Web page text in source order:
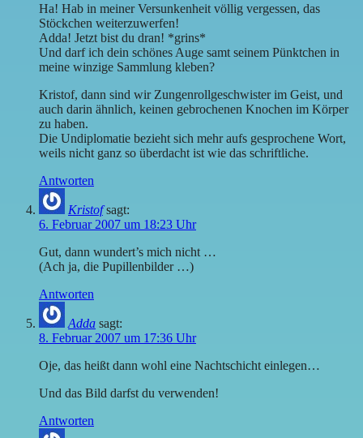
Ha! Hab in meiner Versunkenheit völlig vergessen, das
Stöckchen weiterzuwerfen!
Adda! Jetzt bist du dran! *grins*
Und darf ich dein schönes Auge samt seinem Pünktchen in
meine winzige Sammlung kleben?
Kristof, dann sind wir Zungenrollgeschwister im Geist, und
auch darin ähnlich, keinen gebrochenen Knochen im Körper
zu haben.
Die Undiplomatie bezieht sich mehr aufs gesprochene Wort,
weils nicht ganz so überdacht ist wie das schriftliche.
Antworten
Kristof sagt:
6. Februar 2007 um 18:23 Uhr
Gut, dann wundert’s mich nicht …
(Ach ja, die Pupillenbilder …)
Antworten
Adda sagt:
8. Februar 2007 um 17:36 Uhr
Oje, das heißt dann wohl eine Nachtschicht einlegen…
Und das Bild darfst du verwenden!
Antworten